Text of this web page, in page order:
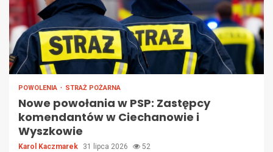
POWOLENIA STRAŻ POŻARNA
Nowe powołania w PSP: Zastępcy
komendantów w Ciechanowie i
Wyszkowie
Karol Kaczmarek 31 lipca 2026 52